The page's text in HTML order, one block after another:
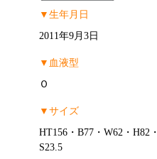
▼生年月日
2011年9月3日
▼血液型
Ｏ
▼サイズ
HT156・B77・W62・H82・
S23.5